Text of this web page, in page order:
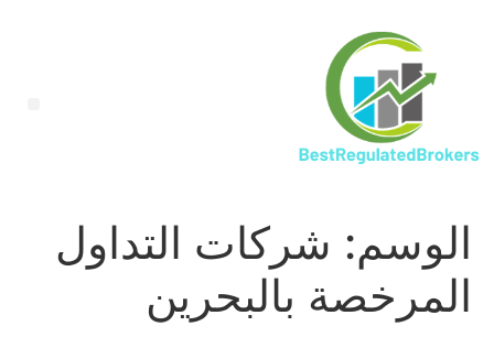
الوسم: شركات التداول
المرخصة بالبحرين